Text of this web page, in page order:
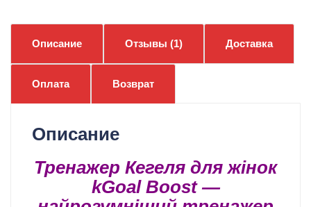
kGoal
Boost™Описание Отзывы (1) Доставка
Оплата Возврат
Описание
Тренажер Кегеля для жінок
kGoal Boost —